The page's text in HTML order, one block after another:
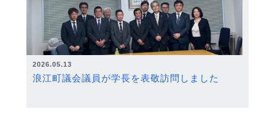
2026.05.13
浪江町議会議員が学長を表敬訪問しました